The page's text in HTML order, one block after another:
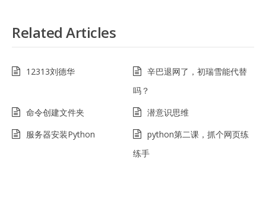
Related Articles
12313刘德华
辛巴退网了，初瑞雪能代替
吗？
命令创建文件夹
潜意识思维
服务器安装Python
python第二课，抓个网页练
练手